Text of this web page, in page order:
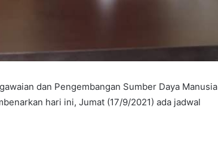
dan Pengembangan Sumber Daya Manusia
hari ini, Jumat (17/9/2021) ada jadwal